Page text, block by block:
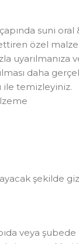
suni
özel
uyarılmanıza
daha
ile temizleyiniz.
şekilde
veya